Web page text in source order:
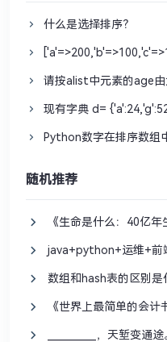
什么是选择排序？
请按alist中元素的age
现有字典 d=
Python数字在排序数组
随机推荐
《生命是什么：40亿
java+python+运维+前
数组和hash表的区别是
《世界上最简单的会
__________，天堑变通